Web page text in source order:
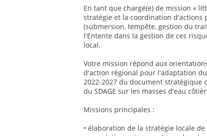
En tant que chargé(e) de mission «
stratégie et la coordination d'actions
(submersion, tempête, gestion du
l'Entente dans la gestion de ces
local.
Votre mission répond aux
d'action régional pour l'adaptation
2022-2027 du document stratégique
du SDAGE sur les masses d'eau
Missions principales :
• élaboration de la stratégie locale